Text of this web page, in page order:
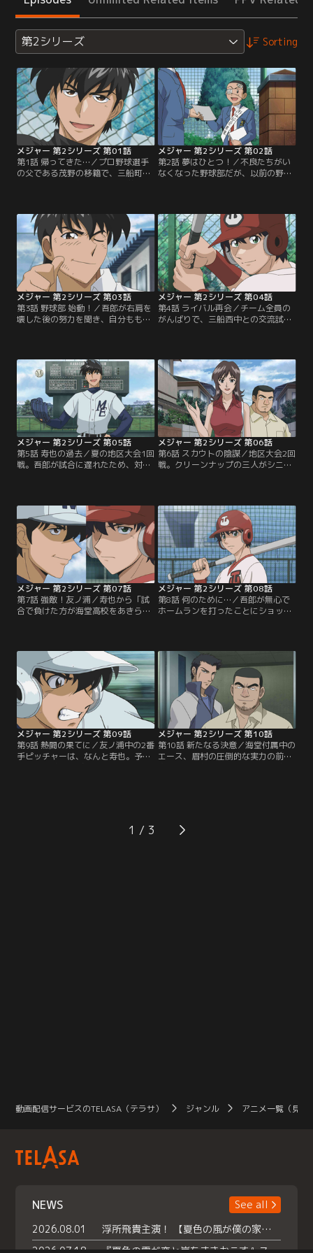
第2シリーズ Sorting
メジャー 第2シリーズ 第01話
第1話 帰ってきた…／プロ野球選手
の父である茂野の移籍で、三船町へ
ていた友人の小森を助ける。また一
緒に野球ができると再会を喜ぶ小森
に、吾郎はなぜか「サッカー部に入
る」と告げる。吾郎は野球をあきら
めてしまったのか…！？【提供：バ
ンダイチャンネル】
メジャー 第2シリーズ 第02話
第2話 夢はひとつ！／不良たちがい
なくなった野球部だが、以前の野球
まで、牟田、及川におどされてしま
う。助けを求める大林に、吾郎は
「野球が好きなら簡単にあきらめる
な」と言う。小森と大林は勇気を出
し、新入部員の勧誘を始めるが…。
【提供：バンダイチャンネル】
メジャー 第2シリーズ 第03話
第3話 野球部 始動！／吾郎が右肩を
壊した後の努力を聞き、自分ももう
中野球部がスタート！最初はいやい
や練習をしていた牟田、及川も、少
しずつ、野球の楽しさを知り始め
る。1週間後の朝、ランニング中に
偶然、吾郎は清水と出会い…。【提
供：バンダイチャンネル】
メジャー 第2シリーズ 第04話
第4話 ライバル再会／チーム全員の
がんばりで、三船西中との交流試合
提案で練習試合の申し込みに行った
友ノ浦中で、吾郎は「忙しいから」
とすげなく断られたことに怒り、友
ノ浦中野球部のキャプテンに「勝負
しろ！」と詰め寄る…。【提供：バ
ンダイチャンネル】
メジャー 第2シリーズ 第05話
第5話 寿也の過去／夏の地区大会1回
戦。吾郎が試合に遅れたため、対戦
ボールが特訓の成果だと見抜くが、
山根は練習を勝手に休んだ吾郎を
「チームワークがない」と責める。
だが、吾郎はチームワークは「なれ
合いではない」と言い返す…。【提
供：バンダイチャンネル】
メジャー 第2シリーズ 第06話
第6話 スカウトの陰謀／地区大会2回
戦。クリーンナップの三人がシニア
までパーフェクトに抑えられている
ことに驚く。青武館の三人を見に来
た海堂高校のスカウトである大貫
は、吾郎の投球にほれ込み、海堂の
特待生に選びたいと告げるが…。
【提供：バンダイチャンネル】
メジャー 第2シリーズ 第07話
第7話 強敵！友ノ浦／寿也から「試
合で負けた方が海堂高校をあきらめ
寿也と勝負し、打ち取る吾郎。逆に
寿也は、吾郎を敬遠すると見せか
け、無理に打ってきた吾郎を凡打に
抑える。互いにヒートアップする二
人。試合は予想もつかぬ展開に…。
【提供：バンダイチャンネル】
メジャー 第2シリーズ 第08話
第8話 何のために…／吾郎が無心で
ホームランを打ったことにショック
ンナーをためるチームプレイに徹す
る。それを見た寿也は、自分が海堂
への進学や吾郎との勝負にこだわる
あまり、純粋に野球を楽しむ気持ち
を忘れていたと気づく…。【提供：
バンダイチャンネル】
メジャー 第2シリーズ 第09話
第9話 熱闘の果てに／友ノ浦中の2番
手ピッチャーは、なんと寿也。予想
を振りぬき、それが意外な結果をも
たらす。逆に追いつめられた寿也は
メジャー 第2シリーズ 第10話
第10話 新たなる決意／海堂付属中の
エース、眉村の圧倒的な実力の前に
ない寿也はかたくなに拒絶する。だ
が、寿也の本音を知った祖父母の口
1
動画配信サービスのTELASA（テラサ） ジャンル アニメ一覧（見放
NEWS
See all
2026.08.01
浮所飛貴主演！ 【夏色の風が僕の家にやってきた】 本日よりテラサで独占配信スタート！